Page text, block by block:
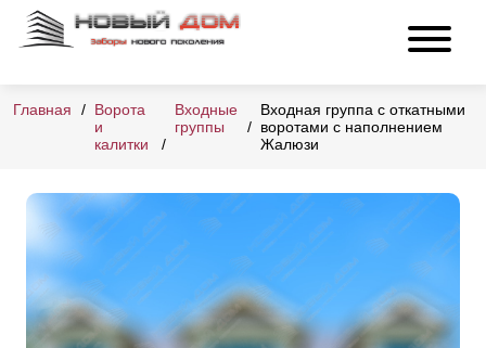
Главная
Ворота
и
калитки
Входные
группы
Входная группа с откатными
воротами с наполнением
Жалюзи